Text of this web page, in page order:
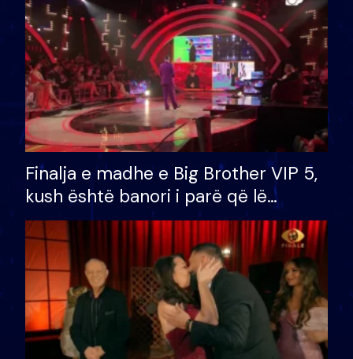
Finalja e madhe e Big Brother VIP 5,
kush është banori i parë që lë
shtëpinë dhe humb mundësinë për
të fituar çmimin e madh